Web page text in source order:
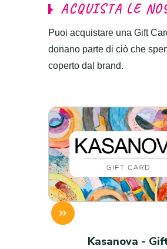
ACQUISTA LE NO
Puoi acquistare una Gift
donano parte di ciò che
coperto dal brand.
Kasanova -